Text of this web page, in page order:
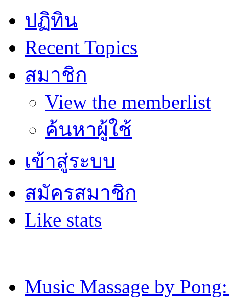
ปฏิทิน
Recent Topics
สมาชิก
View the memberlist
ค้นหาผู้ใช้
เข้าสู่ระบบ
สมัครสมาชิก
Like stats
Music Massage by